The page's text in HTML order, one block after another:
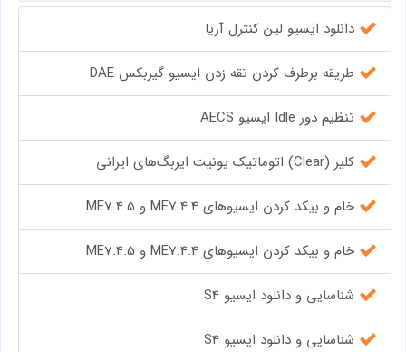
دانلود ایسیو لین کنترل آریا
طریقه برطرف کردن تقه زدن ایسیو گیربکس DAE
تنظیم دور Idle ایسیو AECS
کلیر (Clear) اتوماتیک یونیت ایربگ‌های ایرانی
خام و بیکد کردن ایسیوهای ME7.4.4 و ME7.4.5
خام و بیکد کردن ایسیوهای ME7.4.4 و ME7.4.5
شناسایی و دانلود ایسیو S4
شناسایی و دانلود ایسیو S4